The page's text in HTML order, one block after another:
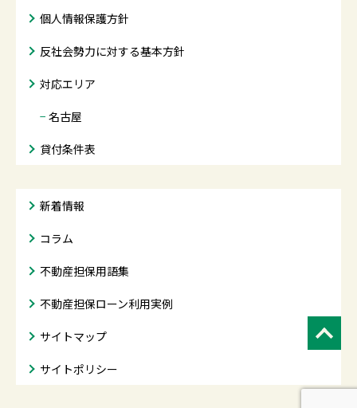
個人情報保護方針
反社会勢力に対する基本方針
対応エリア
− 名古屋
貸付条件表
新着情報
コラム
不動産担保用語集
不動産担保ローン利用実例
サイトマップ
サイトポリシー